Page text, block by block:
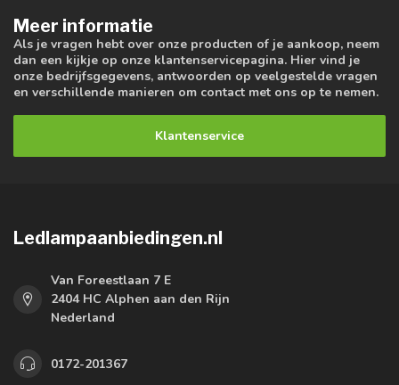
Meer informatie
Als je vragen hebt over onze producten of je aankoop, neem
dan een kijkje op onze klantenservicepagina. Hier vind je
onze bedrijfsgegevens, antwoorden op veelgestelde vragen
en verschillende manieren om contact met ons op te nemen.
Klantenservice
Ledlampaanbiedingen.nl
Van Foreestlaan 7 E
2404 HC Alphen aan den Rijn
Nederland
0172-201367